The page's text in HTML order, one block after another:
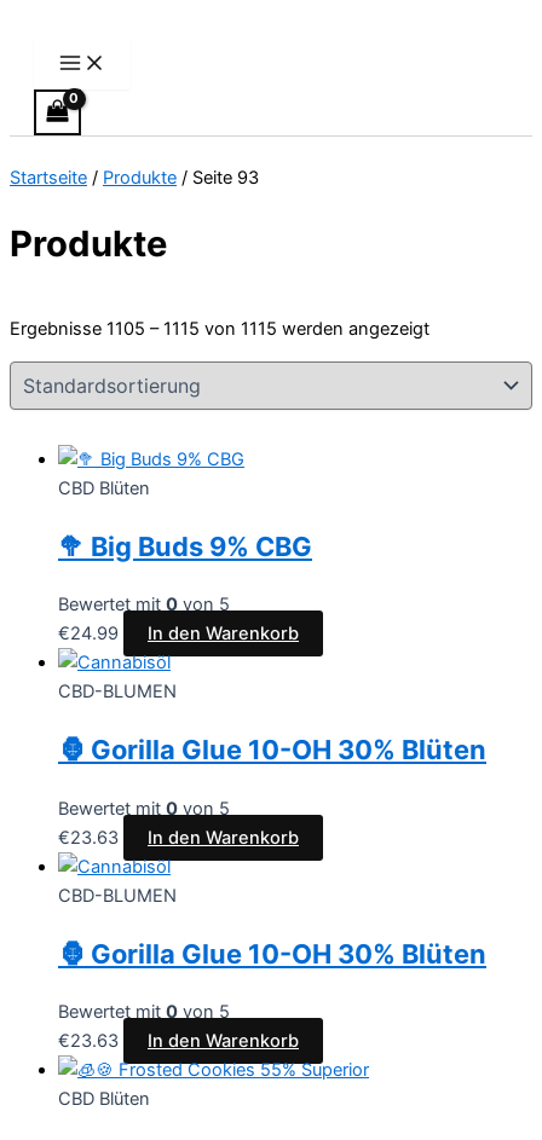
springen
Startseite / Produkte / Seite 93
Produkte
Ergebnisse 1105 – 1115 von 1115 werden angezeigt
CBD Blüten
🥦 Big Buds 9% CBG
Bewertet mit 0 von 5
€24.99 In den Warenkorb
CBD-BLUMEN
🦍 Gorilla Glue 10-OH 30% Blüten
Bewertet mit 0 von 5
€23.63 In den Warenkorb
CBD-BLUMEN
🦍 Gorilla Glue 10-OH 30% Blüten
Bewertet mit 0 von 5
€23.63 In den Warenkorb
CBD Blüten